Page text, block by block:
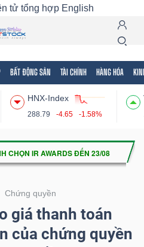
tử tổng hợp English
BẤT ĐỘNG SẢN TÀI CHÍNH HÀNG HÓA
HNX-Index
288.79 -4.65 -1.58%
Chứng quyền
giá thanh toán
của chứng quyền
Mã chứng khoán